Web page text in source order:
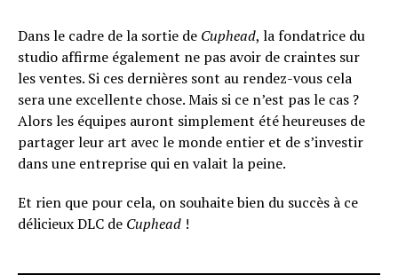
Dans le cadre de la sortie de Cuphead, la fondatrice du
studio affirme également ne pas avoir de craintes sur
les ventes. Si ces dernières sont au rendez-vous cela
sera une excellente chose. Mais si ce n’est pas le cas ?
Alors les équipes auront simplement été heureuses de
partager leur art avec le monde entier et de s’investir
dans une entreprise qui en valait la peine.
Et rien que pour cela, on souhaite bien du succès à ce
délicieux DLC de Cuphead !